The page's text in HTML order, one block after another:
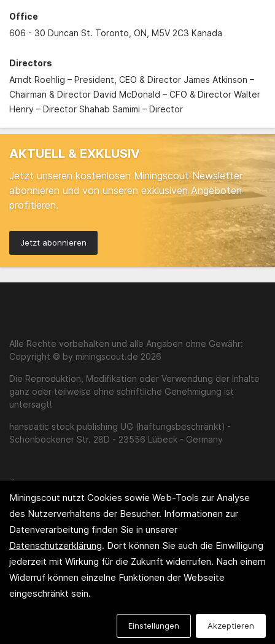
Office
606 - 30 Duncan St. Toronto, ON, M5V 2C3 Kanada
Directors
Arndt Roehlig – President, CEO & Director James Atkinson –
Chairman & Director David McDonald – CFO & Director Walter
Henry – Director Shahab Samimi – Director
AKTUELL & EXKLUSIV
Jetzt unseren kostenlosen Miningscout Newsletter
abonnieren und von unseren exklusiven Angeboten
profitieren.
Jetzt abonnieren
Alle Rechte vorbehalten und alle Angaben ohne Gewähr:
Copyright © by miningscout.de 2026
Die Reproduktion, Modifikation oder Verwendung der Inhalte
ganz oder teilweise ohne schriftliche Genehmigung ist
untersagt!
hanseatic stock publishing UG (haftungsbeschränkt) -
Schönböckener Str. 28D - 23556 Lübeck - Germany
Über uns
Impressum
Disclaimer / AGB
Informationsvertragsbedingungen
Datenschutzerklärung
Miningscout nutzt Cookies sowie Web-Tools zur Analyse
des Nutzerverhaltens der Besucher. Informationen zur
Datenverarbeitung finden Sie in unserer
Datenschutzerklärung. Dort können Sie auch die Einwilligung
jederzeit mit Wirkung für die Zukunft widerrufen. Nach einem
Widerruf können einzelne Funktionen der Webseite
eingeschränkt sein.
Einstellungen Akzeptieren